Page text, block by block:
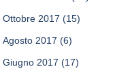
Ottobre 2017 (15)
Agosto 2017 (6)
Giugno 2017 (17)